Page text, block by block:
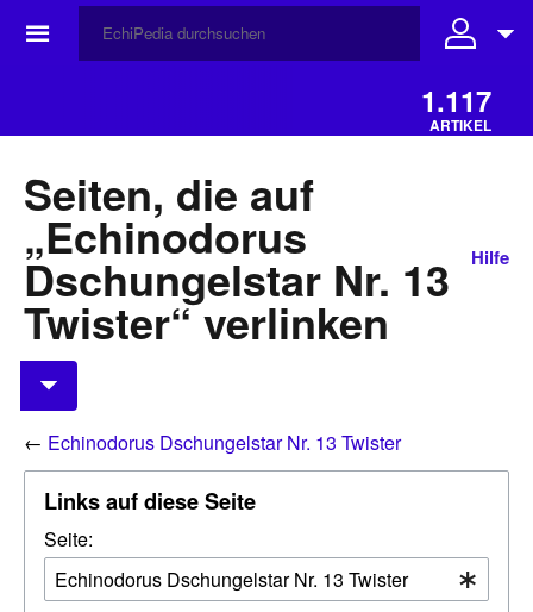
☰
1.117
ARTIKEL
Seiten, die auf
„Echinodorus
Dschungelstar Nr. 13
Twister“ verlinken
Hilfe
← Echinodorus Dschungelstar Nr. 13 Twister
Links auf diese Seite
Seite: